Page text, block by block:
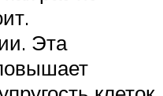
Эта